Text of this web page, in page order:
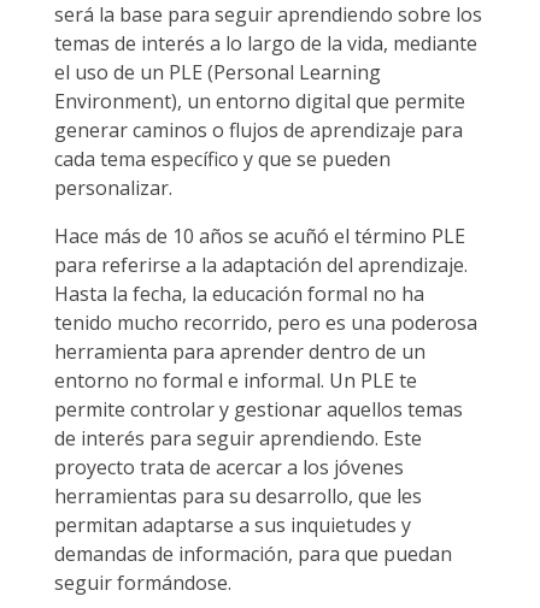
será la base para seguir aprendiendo sobre los
temas de interés a lo largo de la vida, mediante
el uso de un PLE (Personal Learning
Environment), un entorno digital que permite
generar caminos o flujos de aprendizaje para
cada tema específico y que se pueden
personalizar.
Hace más de 10 años se acuñó el término PLE
para referirse a la adaptación del aprendizaje.
Hasta la fecha, la educación formal no ha
tenido mucho recorrido, pero es una poderosa
herramienta para aprender dentro de un
entorno no formal e informal. Un PLE te
permite controlar y gestionar aquellos temas
de interés para seguir aprendiendo. Este
proyecto trata de acercar a los jóvenes
herramientas para su desarrollo, que les
permitan adaptarse a sus inquietudes y
demandas de información, para que puedan
seguir formándose.